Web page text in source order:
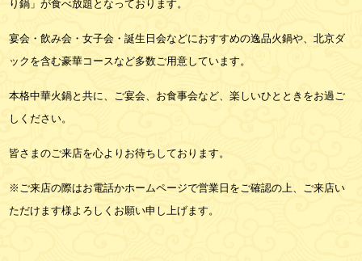
り鍋」が食べ放題となっております。
宴会・飲み会・女子会・誕生日会などにおすすめの逸品火鍋や、北京ダ
ックを含む豪華コースなど多数ご用意しています。
本格中華火鍋と共に、ご宴会、お食事会など、楽しいひとときをお過ご
しください。
皆さまのご来店を心よりお待ちしております。
※ご来店の際はお電話かホームページで営業日をご確認の上、ご来店い
ただけます様よろしくお願い申し上げます。